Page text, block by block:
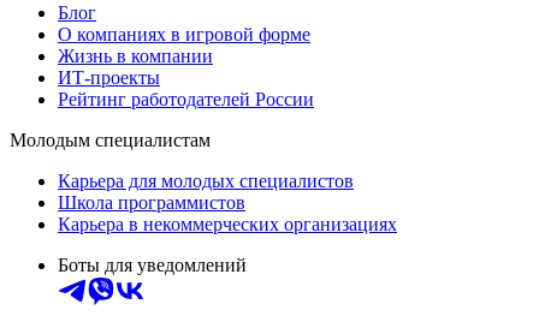
Блог
О компаниях в игровой форме
Жизнь в компании
ИТ-проекты
Рейтинг работодателей России
Молодым специалистам
Карьера для молодых специалистов
Школа программистов
Карьера в некоммерческих организациях
Боты для уведомлений